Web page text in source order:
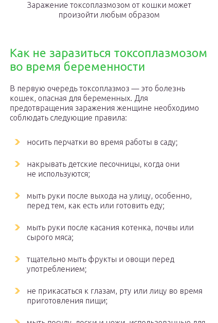
Заражение токсоплазмозом от кошки может
произойти любым образом
Как не заразиться токсоплазмозом
во время беременности
В первую очередь токсоплазмоз — это болезнь
кошек, опасная для беременных. Для
предотвращения заражения женщине необходимо
соблюдать следующие правила:
носить перчатки во время работы в саду;
накрывать детские песочницы, когда они
не используются;
мыть руки после выхода на улицу, особенно,
перед тем, как есть или готовить еду;
мыть руки после касания котенка, почвы или
сырого мяса;
тщательно мыть фрукты и овощи перед
употреблением;
не прикасаться к глазам, рту или лицу во время
приготовления пищи;